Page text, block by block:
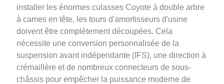
installer les énormes culasses Coyote à double arbre
à cames en tête, les tours d'amortisseurs d'usine
doivent être complètement découpées. Cela
nécessite une conversion personnalisée de la
suspension avant indépendante (IFS), une direction à
crémaillère et de nombreux connecteurs de sous-
châssis pour empêcher la puissance moderne de